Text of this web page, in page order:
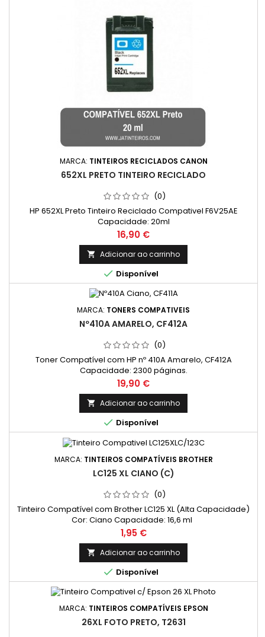
MARCA: TINTEIROS RECICLADOS CANON
652XL PRETO TINTEIRO RECICLADO
(0)
HP 652XL Preto Tinteiro Reciclado Compativel F6V25AE
Capacidade: 20ml
Preço
16,90 €
 Adicionar ao carrinho
 Disponível
MARCA: TONERS COMPATIVEIS
Nº410A AMARELO, CF412A
(0)
Toner Compatível com HP nº 410A Amarelo, CF412A
Capacidade: 2300 páginas.
Preço
19,90 €
 Adicionar ao carrinho
 Disponível
MARCA: TINTEIROS COMPATÍVEIS BROTHER
LC125 XL CIANO (C)
(0)
Tinteiro Compatível com Brother LC125 XL (Alta Capacidade)
Cor: Ciano Capacidade: 16,6 ml
Preço
1,95 €
 Adicionar ao carrinho
 Disponível
MARCA: TINTEIROS COMPATÍVEIS EPSON
26XL FOTO PRETO, T2631